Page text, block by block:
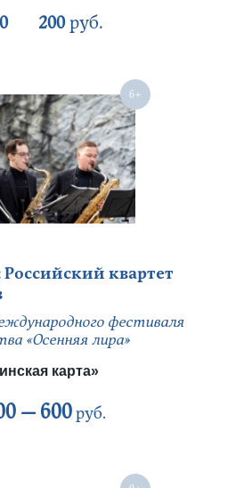
200руб.
квартет
фестиваля
«Осенняя лира»
карта»
— 600руб.